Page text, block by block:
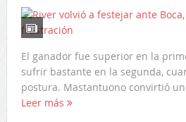
El ganador fue superior en la
sufrir bastante en la segunda,
postura. Mastantuono convirtió
Leer más